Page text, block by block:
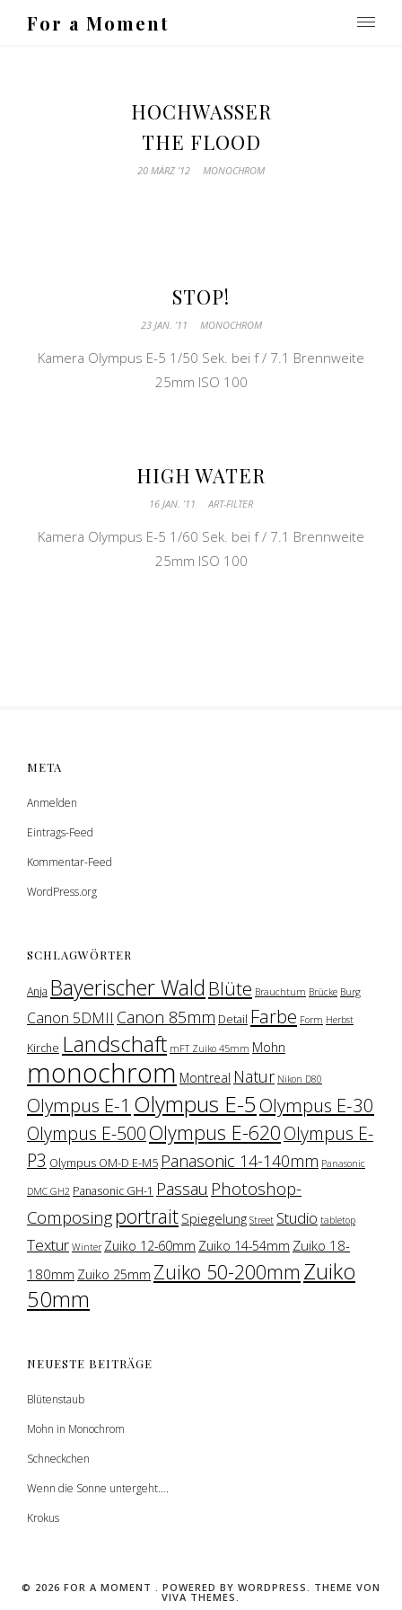
For a Moment
HOCHWASSER
THE FLOOD
20 MÄRZ ’12 MONOCHROM
STOP!
23 JAN. ’11 MONOCHROM
Kamera Olympus E-5 1/50 Sek. bei f / 7.1 Brennweite
25mm ISO 100
HIGH WATER
16 JAN. ’11 ART-FILTER
Kamera Olympus E-5 1/60 Sek. bei f / 7.1 Brennweite
25mm ISO 100
META
Anmelden
Eintrags-Feed
Kommentar-Feed
WordPress.org
SCHLAGWÖRTER
Anja Bayerischer Wald Blüte Brauchtum Brücke Burg
Canon 5DMII Canon 85mm Detail Farbe Form Herbst
Kirche Landschaft mFT Zuiko 45mm Mohn
monochrom Montreal Natur Nikon D80
Olympus E-1 Olympus E-5 Olympus E-30
Olympus E-500Olympus E-620Olympus E-
P3 Olympus OM-D E-M5 Panasonic 14-140mm Panasonic
DMC GH2 Panasonic GH-1 Passau Photoshop-
Composingportrait Spiegelung Street Studio tabletop
Textur Winter Zuiko 12-60mm Zuiko 14-54mm Zuiko 18-
180mm Zuiko 25mm Zuiko 50-200mm Zuiko
50mm
NEUESTE BEITRÄGE
Blütenstaub
Mohn in Monochrom
Schneckchen
Wenn die Sonne untergeht….
Krokus
© 2026 FOR A MOMENT . POWERED BY WORDPRESS. THEME VON
VIVA THEMES .